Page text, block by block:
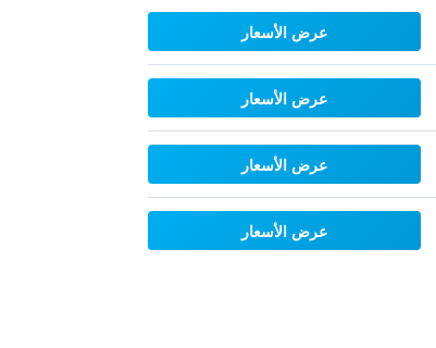
عرض الأسعار
عرض الأسعار
عرض الأسعار
عرض الأسعار